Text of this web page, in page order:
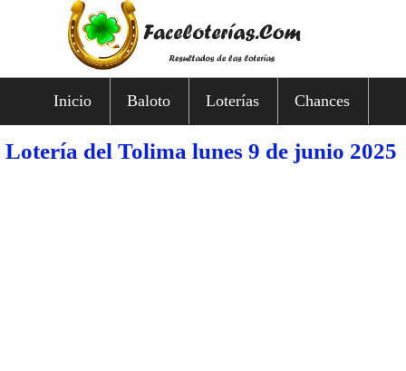
Inicio Baloto Loterías Chances
Lotería del Tolima lunes 9 de junio 2025